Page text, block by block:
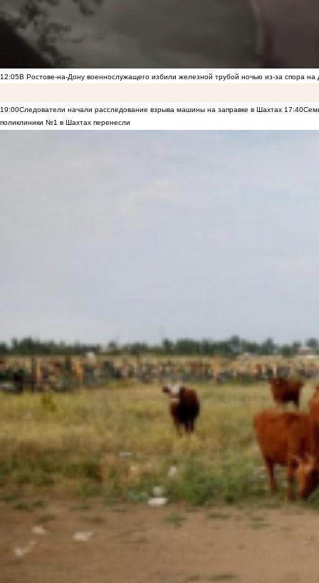
12:05В Ростове-на-Дону военнослужащего избили железной трубой ночью из-за спора на
19:00Следователи начали расследование взрыва машины на заправке в Шахтах 17:40
поликлиники №1 в Шахтах перенесли